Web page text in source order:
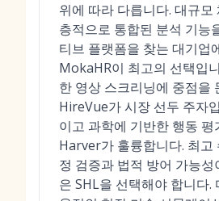
위에 따라 다릅니다. 대규모
층적으로 통합된 분석 기능
티브 플랫폼을 찾는 대기업
MokaHR이 최고의 선택입
한 영상 스크리닝에 중점을
HireVue가 시장 선두 주자
이고 과학에 기반한 행동 평
Harver가 훌륭합니다. 최고
정 검증과 법적 방어 가능성
은 SHL을 선택해야 합니다.